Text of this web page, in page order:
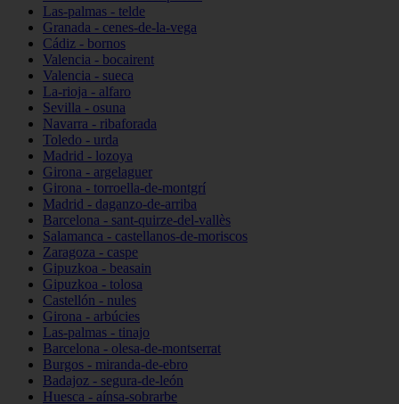
Las-palmas - telde
Granada - cenes-de-la-vega
Cádiz - bornos
Valencia - bocairent
Valencia - sueca
La-rioja - alfaro
Sevilla - osuna
Navarra - ribaforada
Toledo - urda
Madrid - lozoya
Girona - argelaguer
Girona - torroella-de-montgrí
Madrid - daganzo-de-arriba
Barcelona - sant-quirze-del-vallès
Salamanca - castellanos-de-moriscos
Zaragoza - caspe
Gipuzkoa - beasain
Gipuzkoa - tolosa
Castellón - nules
Girona - arbúcies
Las-palmas - tinajo
Barcelona - olesa-de-montserrat
Burgos - miranda-de-ebro
Badajoz - segura-de-león
Huesca - aínsa-sobrarbe